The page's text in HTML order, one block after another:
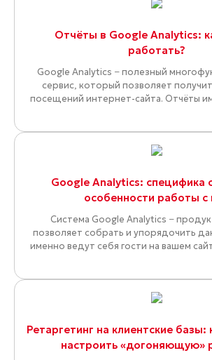
Отчёты в Google Analytics:
работать?
Google Analytics − полезный
сервис, который позволяет
посещений интернет-сайта. Отчёты
Google Analytics: специфика
особенности работы с
Система Google Analytics −
позволяет собрать и упорядочить
именно ведут себя гости на вашем
Ретаргетинг на клиентские базы:
настроить «догоняющую»